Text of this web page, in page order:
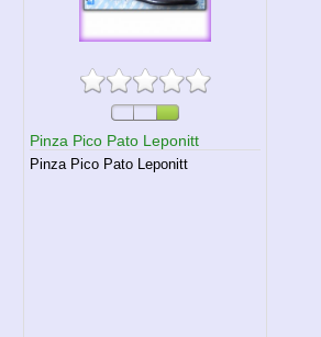
Pinza Pico Pato Leponitt
Pinza Pico Pato Leponitt